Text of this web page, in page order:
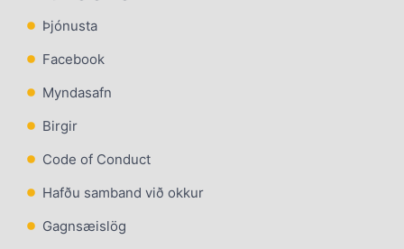
Þjónusta
Facebook
Myndasafn
Birgir
Code of Conduct
Hafðu samband við okkur
Gagnsæislög